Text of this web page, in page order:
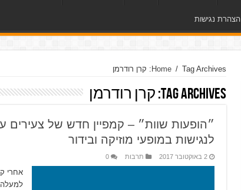
הצהרת נגישות
Home / Tag Archives: קרן רודרמן
Tag Archives: קרן רודרמן
״הופעות שוות״ – קמפיין חדש של צעירים
לנגישות במופעי מוזיקה ובידור
2 באוקטובר 2017 תרבות 0
אחרי